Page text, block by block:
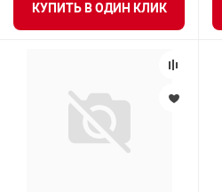
КУПИТЬ В ОДИН КЛИК